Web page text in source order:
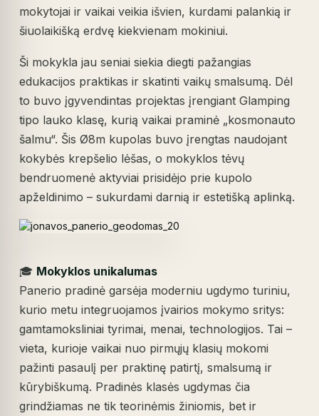
mokytojai ir vaikai veikia išvien, kurdami palankią ir
šiuolaikišką erdvę kiekvienam mokiniui.
Ši mokykla jau seniai siekia diegti pažangias
edukacijos praktikas ir skatinti vaikų smalsumą. Dėl
to buvo įgyvendintas projektas įrengiant Glamping
tipo lauko klasę, kurią vaikai praminė „kosmonauto
šalmu“. Šis Ø8m kupolas buvo įrengtas naudojant
kokybės krepšelio lėšas, o mokyklos tėvų
bendruomenė aktyviai prisidėjo prie kupolo
apželdinimo – sukurdami darnią ir estetišką aplinką.
🎓 Mokyklos unikalumas
Panerio pradinė garsėja moderniu ugdymo turiniu,
kurio metu integruojamos įvairios mokymo sritys:
gamtamoksliniai tyrimai, menai, technologijos. Tai –
vieta, kurioje vaikai nuo pirmųjų klasių mokomi
pažinti pasaulį per praktinę patirtį, smalsumą ir
kūrybiškumą. Pradinės klasės ugdymas čia
grindžiamas ne tik teorinėmis žiniomis, bet ir